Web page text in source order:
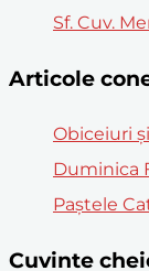
Sf. Cuv.
Articole
Obiceiuri
Duminica
Paștele
Cuvinte